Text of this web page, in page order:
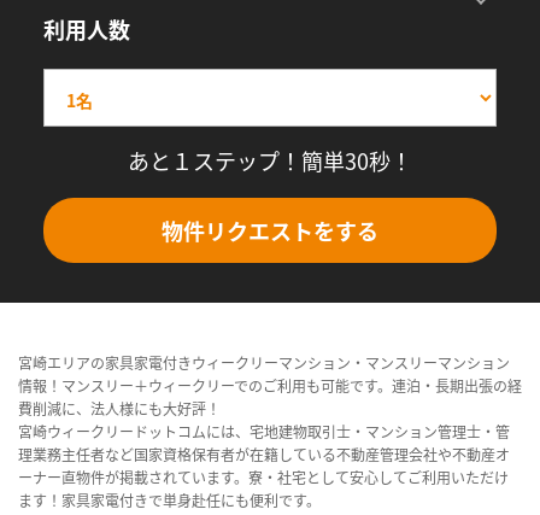
利用人数
あと１ステップ！簡単30秒！
物件リクエストをする
宮崎エリアの家具家電付きウィークリーマンション・マンスリーマンション
情報！マンスリー＋ウィークリーでのご利用も可能です。連泊・長期出張の経
費削減に、法人様にも大好評！
宮崎ウィークリードットコムには、宅地建物取引士・マンション管理士・管
理業務主任者など国家資格保有者が在籍している不動産管理会社や不動産オ
ーナー直物件が掲載されています。寮・社宅として安心してご利用いただけ
ます！家具家電付きで単身赴任にも便利です。